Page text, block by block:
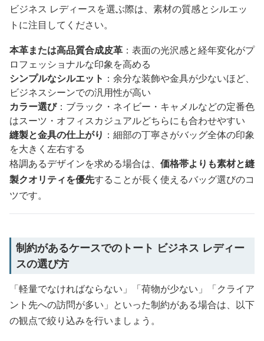
ビジネス レディースを選ぶ際は、素材の質感とシルエッ
トに注目してください。
本革または高品質合成皮革 ：表面の光沢感と経年変化がプ
ロフェッショナルな印象を高める
シンプルなシルエット ：余分な装飾や金具が少ないほど、
ビジネスシーンでの汎用性が高い
カラー選び：ブラック・ネイビー・キャメルなどの定番色
はスーツ・オフィスカジュアルどちらにも合わせやすい
縫製と金具の仕上がり ：細部の丁寧さがバッグ全体の印象
を大きく左右する
格調あるデザインを求める場合は、 価格帯よりも素材と縫
製クオリティを優先することが長く使えるバッグ選びのコ
ツです。
制約があるケースでのトート ビジネス レディー
スの選び方
「軽量でなければならない」「荷物が少ない」「クライア
ント先への訪問が多い」といった制約がある場合は、以下
の観点で絞り込みを行いましょう。